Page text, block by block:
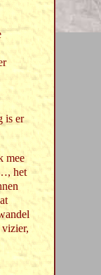
is er
mee
het